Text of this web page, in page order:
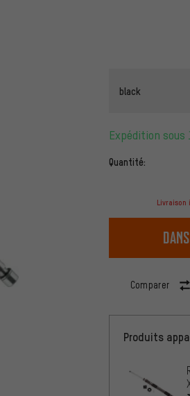
black
Expédition
Quantité:
Livraison
Comparer
Produits